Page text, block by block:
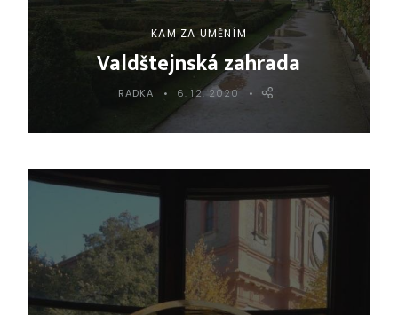
KAM ZA UMĚNÍM
Valdštejnská zahrada
RADKA 6. 12. 2020